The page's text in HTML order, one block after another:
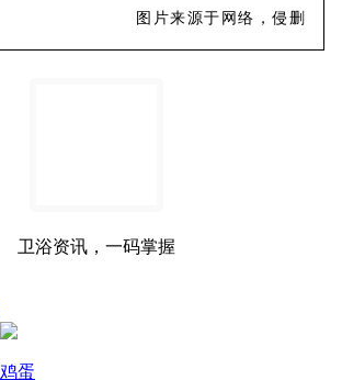
图片来源于网络，侵删
卫浴资讯，一码掌握
鸡蛋